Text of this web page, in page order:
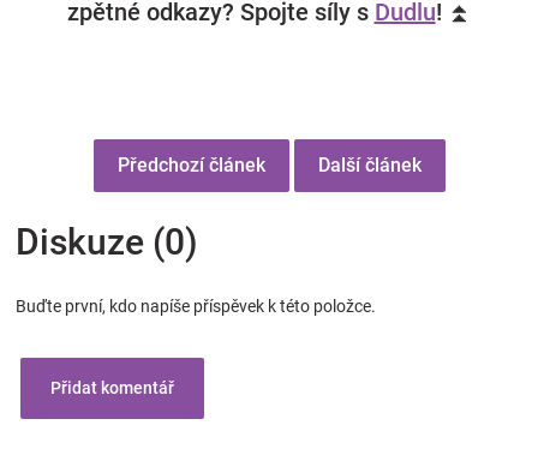
zpětné odkazy? Spojte síly s Dudlu! ⏫
Předchozí článek Další článek
Diskuze (0)
Buďte první, kdo napíše příspěvek k této položce.
Přidat komentář